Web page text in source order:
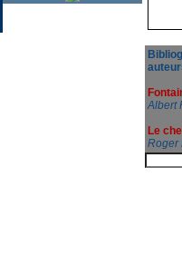
Albert
Le
Roger